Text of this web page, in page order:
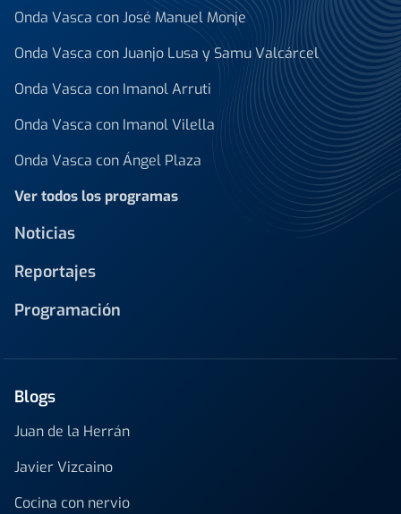
Onda Vasca con José Manuel Monje
Onda Vasca con Juanjo Lusa y Samu Valcárcel
Onda Vasca con Imanol Arruti
Onda Vasca con Imanol Vilella
Onda Vasca con Ángel Plaza
Ver todos los programas
Noticias
Reportajes
Programación
Blogs
Juan de la Herrán
Javier Vizcaino
Cocina con nervio